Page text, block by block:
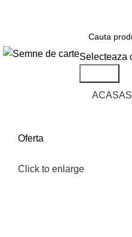
Selecteaza
ACASA
Oferta
Click to enlarge